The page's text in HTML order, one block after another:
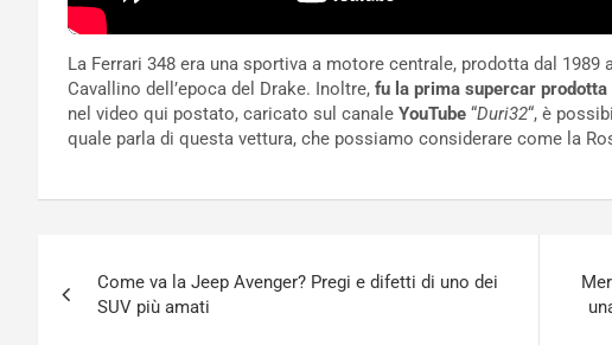
La Ferrari 348 era una sportiva a motore centrale, prodotta dal 1989
Cavallino dell’epoca del Drake. Inoltre, fu la prima supercar
nel video qui postato, caricato sul canale YouTube “Duri32“, è
quale parla di questa vettura, che possiamo considerare come la
articoli
Come va la Jeep Avenger? Pregi e difetti di uno dei
SUV più amati